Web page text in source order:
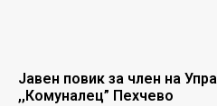
Јавен повик за член на
,,Комуналец” Пехчево